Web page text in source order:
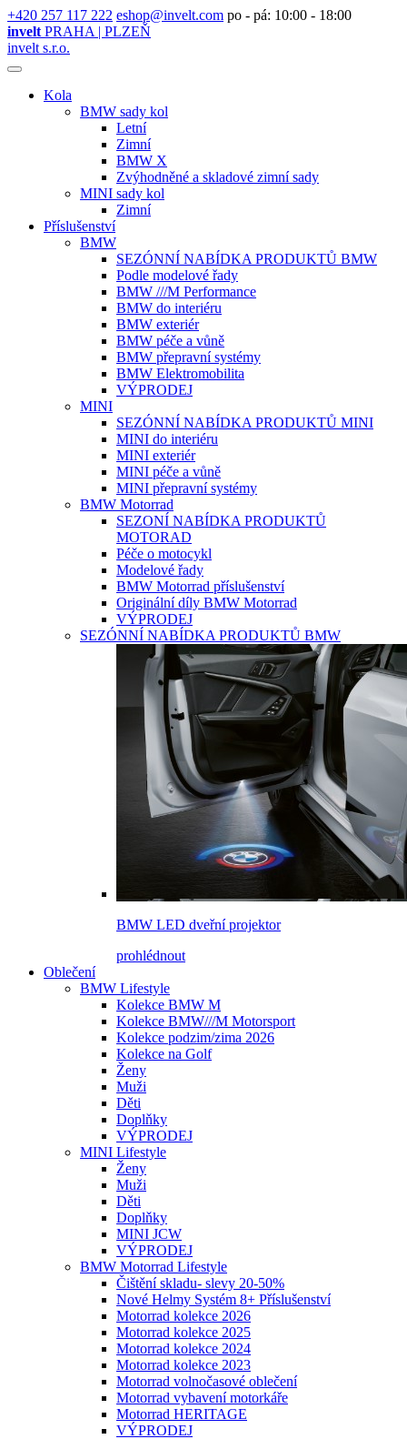
+420 257 117 222 eshop@invelt.com po - pá: 10:00 - 18:00
invelt PRAHA | PLZEŇ
invelt s.r.o.
Kola
BMW sady kol
Letní
Zimní
BMW X
Zvýhodněné a skladové zimní sady
MINI sady kol
Zimní
Příslušenství
BMW
SEZÓNNÍ NABÍDKA PRODUKTŮ BMW
Podle modelové řady
BMW ///M Performance
BMW do interiéru
BMW exteriér
BMW péče a vůně
BMW přepravní systémy
BMW Elektromobilita
VÝPRODEJ
MINI
SEZÓNNÍ NABÍDKA PRODUKTŮ MINI
MINI do interiéru
MINI exteriér
MINI péče a vůně
MINI přepravní systémy
BMW Motorrad
SEZONÍ NABÍDKA PRODUKTŮ
MOTORAD
Péče o motocykl
Modelové řady
BMW Motorrad příslušenství
Originální díly BMW Motorrad
VÝPRODEJ
SEZÓNNÍ NABÍDKA PRODUKTŮ BMW
BMW LED dveřní projektor
prohlédnout
Oblečení
BMW Lifestyle
Kolekce BMW M
Kolekce BMW///M Motorsport
Kolekce podzim/zima 2026
Kolekce na Golf
Ženy
Muži
Děti
Doplňky
VÝPRODEJ
MINI Lifestyle
Ženy
Muži
Děti
Doplňky
MINI JCW
VÝPRODEJ
BMW Motorrad Lifestyle
Čištění skladu- slevy 20-50%
Nové Helmy Systém 8+ Příslušenství
Motorrad kolekce 2026
Motorrad kolekce 2025
Motorrad kolekce 2024
Motorrad kolekce 2023
Motorrad volnočasové oblečení
Motorrad vybavení motorkáře
Motorrad HERITAGE
VÝPRODEJ